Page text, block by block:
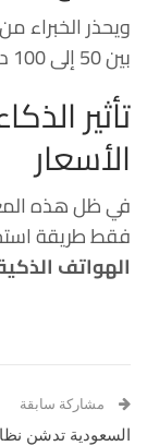
ويحذر الخبراء
بين 50 إلى 100 دولار خلال الأشهر المقبلة.
تأثير
الأسعار
في ظل هذه
فقط طريقة
الهواتف
مشاركة سابقة
السعودية تدشن